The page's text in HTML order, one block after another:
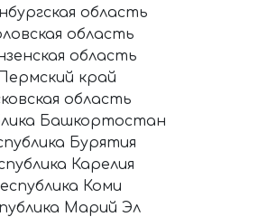
область
область
область
край
область
Башкортостан
Бурятия
Карелия
Коми
Марий Эл